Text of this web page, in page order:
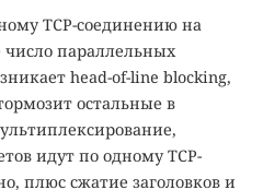
TCP-соединению на
число параллельных
head-of-line blocking,
остальные в
идут по одному TCP-
плюс сжатие заголовков и